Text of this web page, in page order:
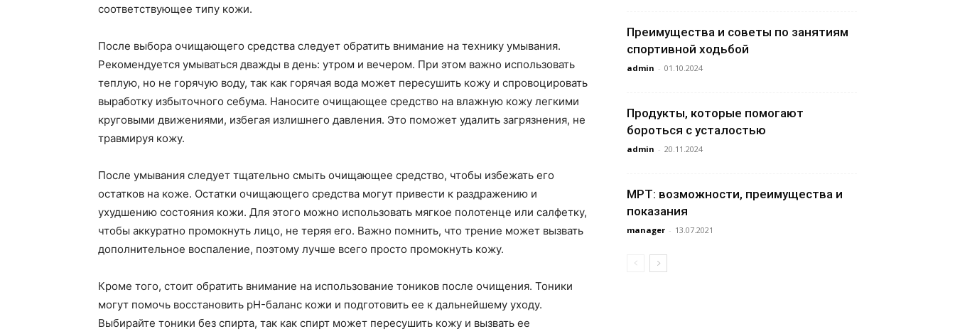
соответствующее типу кожи.
После выбора очищающего средства следует обратить внимание на технику умывания.
Рекомендуется умываться дважды в день: утром и вечером. При этом важно использовать
теплую, но не горячую воду, так как горячая вода может пересушить кожу и спровоцировать
выработку избыточного себума. Наносите очищающее средство на влажную кожу легкими
круговыми движениями, избегая излишнего давления. Это поможет удалить загрязнения, не
травмируя кожу.
После умывания следует тщательно смыть очищающее средство, чтобы избежать его
остатков на коже. Остатки очищающего средства могут привести к раздражению и
ухудшению состояния кожи. Для этого можно использовать мягкое полотенце или салфетку,
чтобы аккуратно промокнуть лицо, не теряя его. Важно помнить, что трение может вызвать
дополнительное воспаление, поэтому лучше всего просто промокнуть кожу.
Кроме того, стоит обратить внимание на использование тоников после очищения. Тоники
могут помочь восстановить pH-баланс кожи и подготовить ее к дальнейшему уходу.
Выбирайте тоники без спирта, так как спирт может пересушить кожу и вызвать ее
Преимущества и советы по занятиям
спортивной ходьбой
admin - 01.10.2024
Продукты, которые помогают
бороться с усталостью
admin - 20.11.2024
МРТ: возможности, преимущества и
показания
manager - 13.07.2021